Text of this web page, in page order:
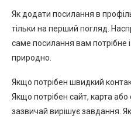
Як додати посилання в
тільки на перший погляд.
саме посилання вам потрібне
природно.
Якщо потрібен швидкий
Якщо потрібен сайт, карта
зазвичай вирішує завдання.